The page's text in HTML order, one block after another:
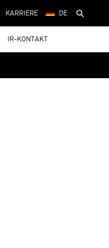
KARRIERE DE
IR-KONTAKT